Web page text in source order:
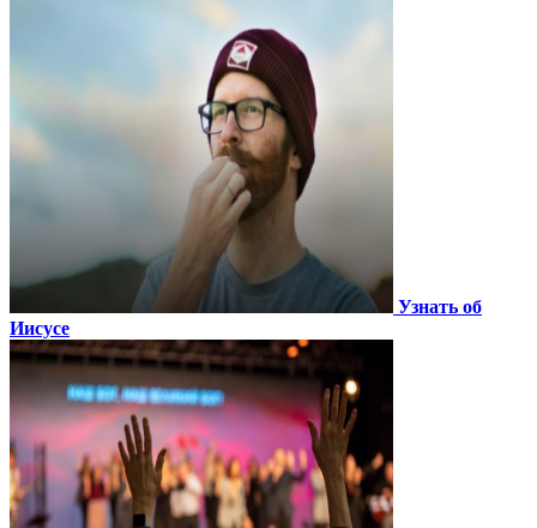
Узнать об
Иисусе